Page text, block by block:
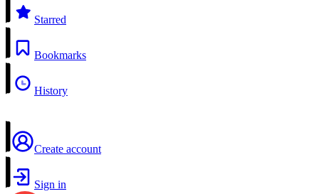
Starred
Bookmarks
History
Create account
Sign in